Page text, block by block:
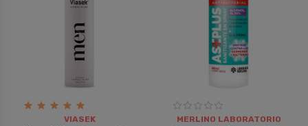
VIASEK MERLINO LABORATORIO